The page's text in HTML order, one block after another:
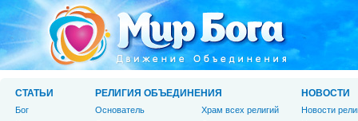
СТАТЬИ
Бог
РЕЛИГИЯ ОБЪЕДИНЕНИЯ
Основатель
Храм всех религий
НОВОСТИ
Новости